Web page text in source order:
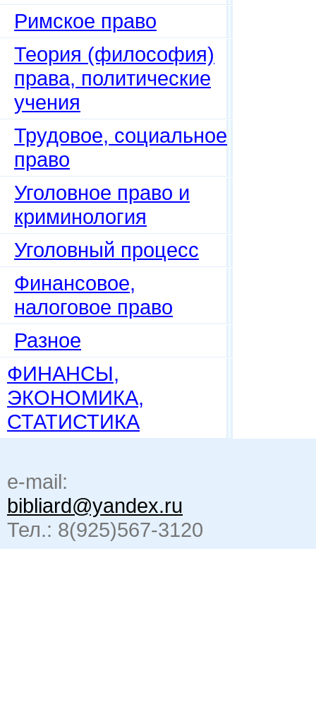
Римское право
Теория (философия)
права, политические
учения
Трудовое, социальное
право
Уголовное право и
криминология
Уголовный процесс
Финансовое,
налоговое право
Разное
ФИНАНСЫ,
ЭКОНОМИКА,
СТАТИСТИКА
e-mail:
bibliard@yandex.ru
Тел.: 8(925)567-3120